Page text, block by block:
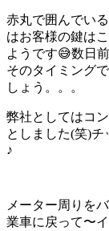
赤丸で囲んでい
はお客様の鍵は
ようです😅数日
そのタイミング
しょう。。。
弊社としてはコ
としました(笑)
♪
メーター周りを
業車に戻って〜